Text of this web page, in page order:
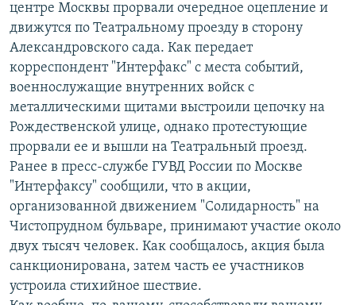
центре Москвы прорвали очередное оцепление и
движутся по Театральному проезду в сторону
Александровского сада. Как передает
корреспондент "Интерфакс" с места событий,
военнослужащие внутренних войск с
металлическими щитами выстроили цепочку на
Рождественской улице, однако протестующие
прорвали ее и вышли на Театральный проезд.
Ранее в пресс-службе ГУВД России по Москве
"Интерфаксу" сообщили, что в акции,
организованной движением "Солидарность" на
Чистопрудном бульваре, принимают участие около
двух тысяч человек. Как сообщалось, акция была
санкционирована, затем часть ее участников
устроила стихийное шествие.